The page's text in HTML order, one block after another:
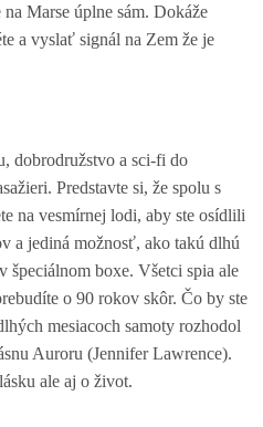
Marse úplne sám. Dokáže
a vyslať signál na Zem že je
dobrodružstvo a sci-fi do
Predstavte si, že spolu s
na vesmírnej lodi, aby ste osídlili
a jediná možnosť, ako takú dlhú
špeciálnom boxe. Všetci spia ale
o 90 rokov skôr. Čo by ste
mesiacoch samoty rozhodol
Auroru (Jennifer Lawrence).
ale aj o život.